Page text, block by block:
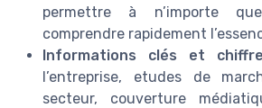
permettre à n’importe
comprendre rapidement
Informations clés et
l’entreprise, etudes de
secteur, couverture